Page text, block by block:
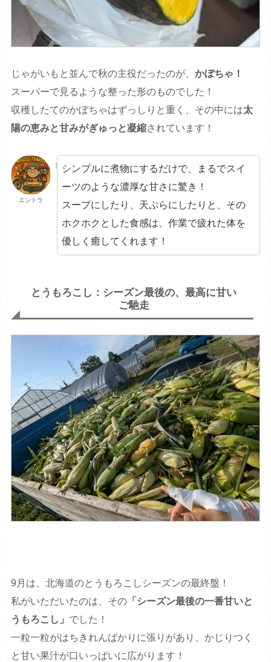
じゃがいもと並んで秋の主役だったのが、かぼちゃ！
スーパーで見るような整った形のものでした！
収穫したてのかぼちゃはずっしりと重く、その中には太
陽の恵みと甘みがぎゅっと凝縮されています！
エントラ
シンプルに煮物にするだけで、まるでスイ
ーツのような濃厚な甘さに驚き！
スープにしたり、天ぷらにしたりと、その
ホクホクとした食感は、作業で疲れた体を
優しく癒してくれます！
とうもろこし：シーズン最後の、最高に甘い
ご馳走
9月は、北海道のとうもろこしシーズンの最終盤！
私がいただいたのは、その 「シーズン最後の一番甘いと
うもろこし」 でした！
一粒一粒がはちきれんばかりに張りがあり、かじりつく
と甘い果汁が口いっぱいに広がります！